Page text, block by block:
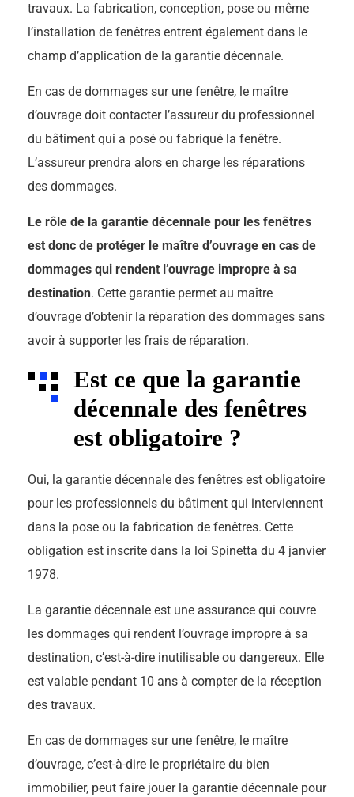
travaux. La fabrication, conception, pose ou même
l’installation de fenêtres entrent également dans le
champ d’application de la garantie décennale.
En cas de dommages sur une fenêtre, le maître
d’ouvrage doit contacter l’assureur du professionnel
du bâtiment qui a posé ou fabriqué la fenêtre.
L’assureur prendra alors en charge les réparations
des dommages.
Le rôle de la garantie décennale pour les fenêtres
est donc de protéger le maître d’ouvrage en cas de
dommages qui rendent l’ouvrage impropre à sa
destination. Cette garantie permet au maître
d’ouvrage d’obtenir la réparation des dommages sans
avoir à supporter les frais de réparation.
Est ce que la garantie
décennale des fenêtres
est obligatoire ?
Oui, la garantie décennale des fenêtres est obligatoire
pour les professionnels du bâtiment qui interviennent
dans la pose ou la fabrication de fenêtres. Cette
obligation est inscrite dans la loi Spinetta du 4 janvier
1978.
La garantie décennale est une assurance qui couvre
les dommages qui rendent l’ouvrage impropre à sa
destination, c’est-à-dire inutilisable ou dangereux. Elle
est valable pendant 10 ans à compter de la réception
des travaux.
En cas de dommages sur une fenêtre, le maître
d’ouvrage, c’est-à-dire le propriétaire du bien
immobilier, peut faire jouer la garantie décennale pour